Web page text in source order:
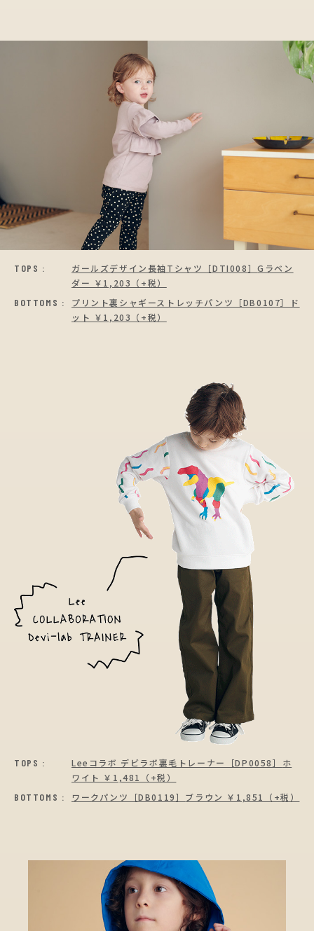
TOPS : ガールズデザイン長袖Tシャツ［DTI008］Gラベン
ダー ￥1,203（+税）
BOTTOMS :
プリント裏シャギーストレッチパンツ［DB0107］
ド
ット ￥1,203（+税）
TOPS : Leeコラボ デビラボ裏毛トレーナー［DP0058］ ホ
ワイト ￥1,481（+税）
BOTTOMS :
ワークパンツ［DB0119］ ブラウン ￥1,851（+税）